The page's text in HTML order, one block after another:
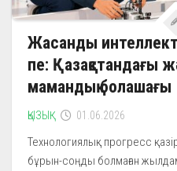
Жасанды
пе: Қазақстандағы
мамандық болашағы
ҚЫЗЫҚ 01.06.2026
Технологиялық прогресс
бұрын-соңды болмаған